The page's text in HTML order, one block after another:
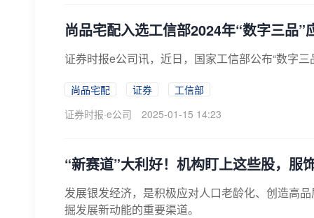
尚品宅配入选工信部2024年“数字三品”
证券时报e公司讯，近日，国家工信部公布“数字
尚品宅配 证券
工信部
证券时报·e公司
2025-01-15 14:23
“新赛道”大利好！机构盯上这些股，服
发展银发经济，是积极应对人口老龄化、创造高
掘发展新动能的重要渠道。